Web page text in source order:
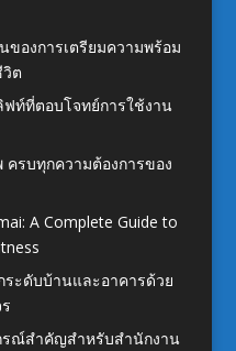
ของการเตรียมความพร้อม
ต
ท์ที่ตอบโจทย์การใช้งาน
รบทุกความต้องการของ
A Complete Guide to
ระดับบ้านและอาคารด้วย
รณ์สำคัญสำหรับสำนักงาน